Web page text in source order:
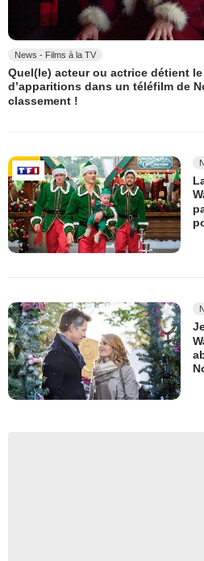
News - Films à la TV
Quel(le) acteur ou actrice détient
d’apparitions dans un téléfilm de
classement !